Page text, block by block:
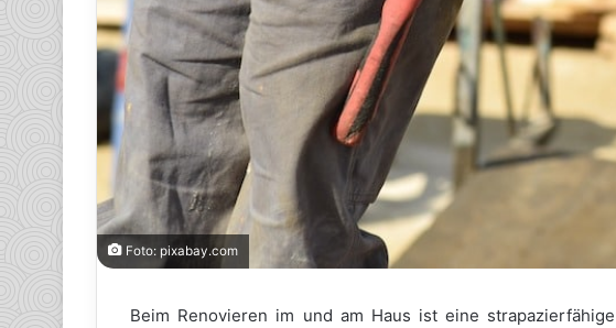
Foto: pixabay.com
Beim Renovieren im und am Haus ist eine